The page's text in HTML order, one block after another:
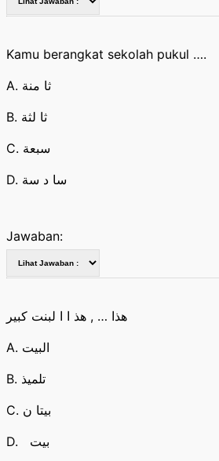
Kamu berangkat sekolah
A. ثا منة
D. سا د سة
Jawaban:
هذا … , هذ ا ا لبنت كبير
A. البيت
B. تلميذ
D. بيت